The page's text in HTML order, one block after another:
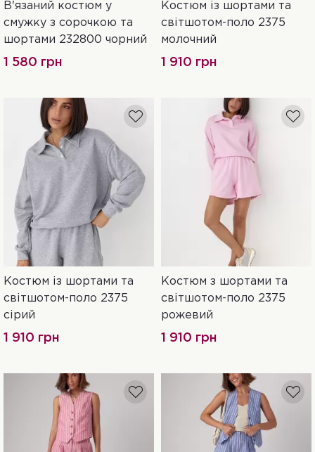
XL
В'язаний костюм у
смужку з сорочкою та
шортами 232800 чорний
1 580 грн
S L
Костюм із шортами та
світшотом-поло 2375
молочний
1 910 грн
S M L
Костюм із шортами та
світшотом-поло 2375
сірий
1 910 грн
L
Костюм з шортами та
світшотом-поло 2375
рожевий
1 910 грн